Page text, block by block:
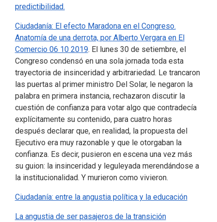
predictibilidad.
Ciudadanía: El efecto Maradona en el Congreso.
Anatomía de una derrota, por Alberto Vergara en El
Comercio 06 10 2019. El lunes 30 de setiembre, el
Congreso condensó en una sola jornada toda esta
trayectoria de insinceridad y arbitrariedad. Le trancaron
las puertas al primer ministro Del Solar, le negaron la
palabra en primera instancia, rechazaron discutir la
cuestión de confianza para votar algo que contradecía
explícitamente su contenido, para cuatro horas
después declarar que, en realidad, la propuesta del
Ejecutivo era muy razonable y que le otorgaban la
confianza. Es decir, pusieron en escena una vez más
su guion: la insinceridad y leguleyada merendándose a
la institucionalidad. Y murieron como vivieron.
Ciudadanía: entre la angustia política y la educación
La angustia de ser pasajeros de la transición